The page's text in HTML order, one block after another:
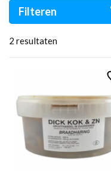
2 resultaten
Filteren